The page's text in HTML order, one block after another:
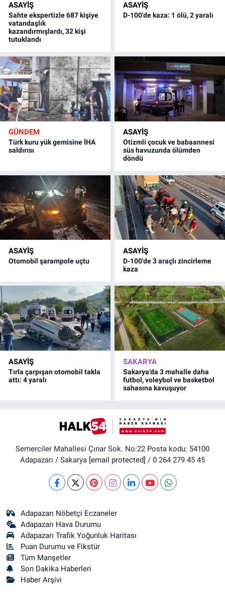
ASAYİŞ
Sahte ekspertizle 687 kişiye
vatandaşlık
kazandırmışlardı, 32 kişi
tutuklandı
ASAYİŞ
D-100'de kaza: 1 ölü, 2 yaralı
GÜNDEM
Türk kuru yük gemisine İHA
saldırısı
ASAYİŞ
Otizmli çocuk ve babaannesi
süs havuzunda ölümden
döndü
ASAYİŞ
Otomobil şarampole uçtu
ASAYİŞ
D-100'de 3 araçlı zincirleme
kaza
ASAYİŞ
Tırla çarpışan otomobil takla
attı: 4 yaralı
SAKARYA
Sakarya’da 3 mahalle daha
futbol, voleybol ve basketbol
sahasına kavuşuyor
Semerciler Mahallesi Çınar Sok. No:22 Posta kodu: 54100
Adapazarı / Sakarya [email protected] / 0 264 279 45 45
Adapazarı Nöbetçi Eczaneler
Adapazarı Hava Durumu
Adapazarı Trafik Yoğunluk Haritası
Puan Durumu ve Fikstür
Tüm Manşetler
Son Dakika Haberleri
Haber Arşivi